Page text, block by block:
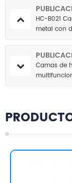
HC-B021
metal con
Camas de